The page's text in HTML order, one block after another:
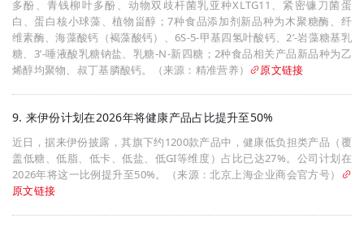
多酚、青钱柳叶多酚、动物双歧杆菌乳亚种XLTG11、紧密镰刀菌蛋
白、蛋白核小球藻、植物甾醇；7种食品添加剂新品种为木聚糖酶、纤
维素酶、海藻酸钙（褐藻酸钙）、6S-5-甲基四氢叶酸钙、2’-岩藻糖基乳
糖、3’-唾液酸乳糖钠盐、乳糖-N-新四糖；2种食品相关产品新品种为乙
烯醇均聚物、叔丁基膦酸钙。（来源：精准营养）
原文链接
9. 来伊份计划在2026年将健康产品占比提升至50%
近日，据来伊份披露，其旗下约1200款产品中，健康低负担类产品（覆
盖低糖、低脂、低卡、低盐、低GI等维度）占比已达27%。公司计划在
2026年将这一比例提升至50%。（来源：北京上海企业商会官方号）
原文链接